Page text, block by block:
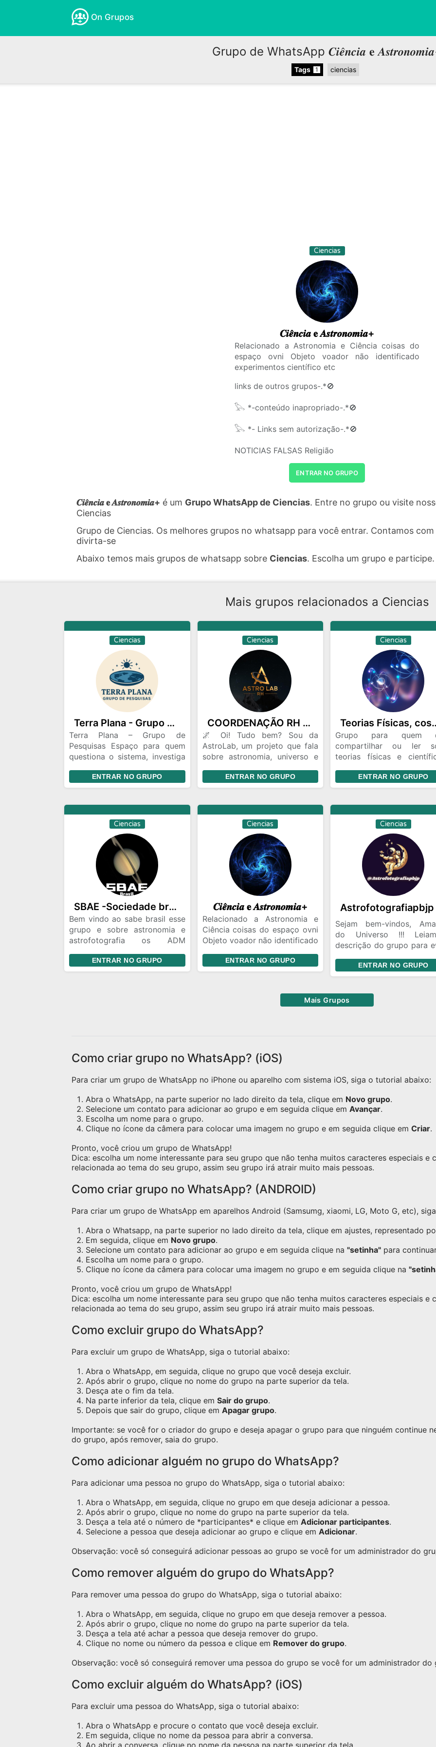
On Grupos
Grupo de WhatsApp 𝑪𝒊𝒆̂𝒏𝒄𝒊𝒂 𝐞
Tags 1 ciencias
Ciencias
𝑪𝒊𝒆̂𝒏𝒄𝒊𝒂 𝐞 𝑨𝒔𝒕𝒓𝒐𝒏𝒐𝒎𝒊𝒂+
Relacionado a Astronomia e Ciência coisas do
espaço ovni Objeto voador não identificado
experimentos científico etc
links de outros grupos-.*🚫
𓅂 *-conteúdo inapropriado-.*🚫
𓅂 *- Links sem autorização-.*🚫
NOTICIAS FALSAS Religião
ENTRAR NO GRUPO
𝑪𝒊𝒆̂𝒏𝒄𝒊𝒂 𝐞 𝑨𝒔𝒕𝒓𝒐𝒏𝒐𝒎𝒊𝒂+ é um Grupo WhatsApp de Ciencias. Entre no grupo ou visite
Ciencias
Grupo de Ciencias. Os melhores grupos no whatsapp para você entrar. Contamos
divirta-se
Abaixo temos mais grupos de whatsapp sobre Ciencias. Escolha um grupo e participe.
Mais grupos relacionados a Ciencias
Ciencias
Terra Plana - Grupo de Pesquisas
Terra Plana – Grupo de
Pesquisas Espaço para quem
questiona o sistema, investiga
escondem e compartilha
evidências sobre a verdadeira
ENTRAR NO GRUPO
Ciencias
COORDENAÇÃO RH ASTRO LAB
🌌 Oi! Tudo bem? Sou da
AstroLab, um projeto que fala
sobre astronomia, universo e
Criamos um grupo com
pessoas que também curtem o
gente compartilha
curiosidades, imagens incríveis
e novidades astronômicas —
tudo de forma simples e
interessante. 🌠 Se quiser,
posso te adicionar pra fazer
parte da AstroLab. É um
espaço tranquilo, com gente
que realmente gosta desse
assunto. 🔭 Quer entrar e
explorar o universo com a
gente? 🌌
ENTRAR NO GRUPO
Ciencias
Teorias
Grupo para quem
compartilhar ou ler
teorias físicas e
por outra pessoa ou
Teorias da ciência
ou perguntar.
ENTRAR NO GRUPO
Ciencias
SBAE -Sociedade brasileira de astronomia e Estudos astronomicos🇧🇷🔭
Bem vindo ao sabe brasil esse
grupo e sobre astronomia e
astrofotografia os ADM
ENTRAR NO GRUPO
Ciencias
𝑪𝒊𝒆̂𝒏𝒄𝒊𝒂 𝐞 𝑨𝒔𝒕𝒓𝒐𝒏𝒐𝒎𝒊𝒂+
Relacionado a Astronomia e
Ciência coisas do espaço ovni
Objeto voador não identificado
ENTRAR NO GRUPO
Ciencias
Sejam bem-vindos,
do Universo !!!
descrição do grupo para
grupo.ENTRAR NO GRUPO
Mais Grupos
Como criar grupo no WhatsApp? (iOS)
Para criar um grupo de WhatsApp no iPhone ou aparelho com sistema iOS, siga o tutorial abaixo:
Abra o WhatsApp, na parte superior no lado direito da tela, clique em Novo grupo.
Selecione um contato para adicionar ao grupo e em seguida clique em Avançar.
Escolha um nome para o grupo.
Clique no ícone da câmera para colocar uma imagem no grupo e em seguida clique em Criar.
Pronto, você criou um grupo de WhatsApp!
Dica: escolha um nome interessante para seu grupo que não tenha muitos caracteres especiais e
relacionada ao tema do seu grupo, assim seu grupo irá atrair muito mais pessoas.
Como criar grupo no WhatsApp? (ANDROID)
Para criar um grupo de WhatsApp em aparelhos Android (Samsumg, xiaomi, LG, Moto G, etc),
Abra o Whatsapp, na parte superior no lado direito da tela, clique em ajustes, representado
Em seguida, clique em Novo grupo.
Selecione um contato para adicionar ao grupo e em seguida clique na "setinha" para
Escolha um nome para o grupo.
Clique no ícone da câmera para colocar uma imagem no grupo e em seguida clique na
Pronto, você criou um grupo de WhatsApp!
Dica: escolha um nome interessante para seu grupo que não tenha muitos caracteres especiais e
relacionada ao tema do seu grupo, assim seu grupo irá atrair muito mais pessoas.
Como excluir grupo do WhatsApp?
Para excluir um grupo de WhatsApp, siga o tutorial abaixo:
Abra o WhatsApp, em seguida, clique no grupo que você deseja excluir.
Após abrir o grupo, clique no nome do grupo na parte superior da tela.
Desça ate o fim da tela.
Na parte inferior da tela, clique em Sair do grupo.
Depois que sair do grupo, clique em Apagar grupo.
Importante: se você for o criador do grupo e deseja apagar o grupo para que ninguém continue
do grupo, após remover, saia do grupo.
Como adicionar alguém no grupo do WhatsApp?
Para adicionar uma pessoa no grupo do WhatsApp, siga o tutorial abaixo:
Abra o WhatsApp, em seguida, clique no grupo em que deseja adicionar a pessoa.
Após abrir o grupo, clique no nome do grupo na parte superior da tela.
Desça a tela até o número de *participantes* e clique em Adicionar participantes.
Selecione a pessoa que deseja adicionar ao grupo e clique em Adicionar.
Observação: você só conseguirá adicionar pessoas ao grupo se você for um administrador do
Como remover alguém do grupo do WhatsApp?
Para remover uma pessoa do grupo do WhatsApp, siga o tutorial abaixo:
Abra o WhatsApp, em seguida, clique no grupo em que deseja remover a pessoa.
Após abrir o grupo, clique no nome do grupo na parte superior da tela.
Desça a tela até achar a pessoa que deseja remover do grupo.
Clique no nome ou número da pessoa e clique em Remover do grupo.
Observação: você só conseguirá remover uma pessoa do grupo se você for um administrador do
Como excluir alguém do WhatsApp? (iOS)
Para excluir uma pessoa do WhatsApp, siga o tutorial abaixo:
Abra o WhatsApp e procure o contato que você deseja excluir.
Em seguida, clique no nome da pessoa para abrir a conversa.
Ao abrir a conversa, clique no nome da pessoa na parte superior da tela.